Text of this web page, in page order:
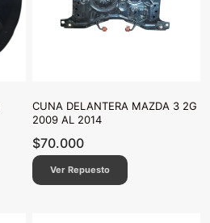
CUNA DELANTERA MAZDA 3 2G
2009 AL 2014
$70.000
Ver Repuesto